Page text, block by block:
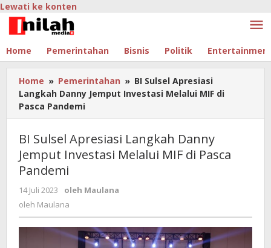
Lewati ke konten
Home Pemerintahan Bisnis Politik
Home » Pemerintahan » BI Sulsel Apresiasi
Langkah Danny Jemput Investasi Melalui MIF di
Pasca Pandemi
BI Sulsel Apresiasi Langkah Danny
Jemput Investasi Melalui MIF di Pasca
Pandemi
14 Juli 2023 oleh Maulana
oleh Maulana